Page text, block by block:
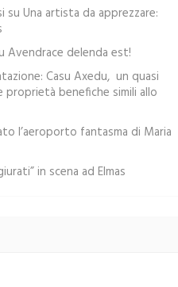
su Una artista da apprezzare:
Avendrace delenda est!
Casu Axedu, un quasi
proprietà benefiche simili allo
l’aeroporto fantasma di Maria
in scena ad Elmas